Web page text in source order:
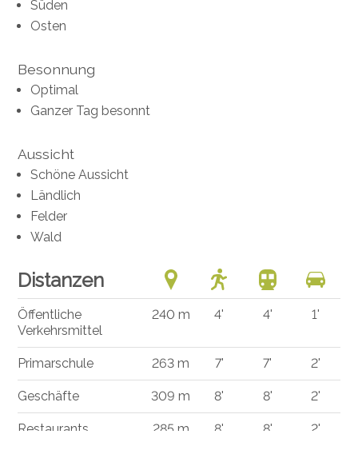
Süden
Osten
Besonnung
Optimal
Ganzer Tag besonnt
Aussicht
Schöne Aussicht
Ländlich
Felder
Wald
Distanzen
Öffentliche
Verkehrsmittel
240 m 4' 4' 1'
Primarschule 263 m 7' 7' 2'
Geschäfte 309 m 8' 8' 2'
Restaurants 285 m 8' 8' 2'